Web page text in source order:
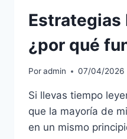
Estrategias
¿por qué
Poradmin 07/04/2026
Si llevas tiempo
que la mayoría de
en un mismo